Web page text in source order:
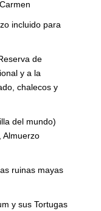
incluido para
de
y a la
chalecos y
del mundo)
Almuerzo
ruinas mayas
y sus Tortugas